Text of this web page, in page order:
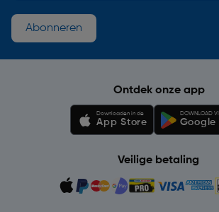
Abonneren
Ontdek onze app
Downloaden in de
App Store
DOWNLOAD
Google
Veilige betaling